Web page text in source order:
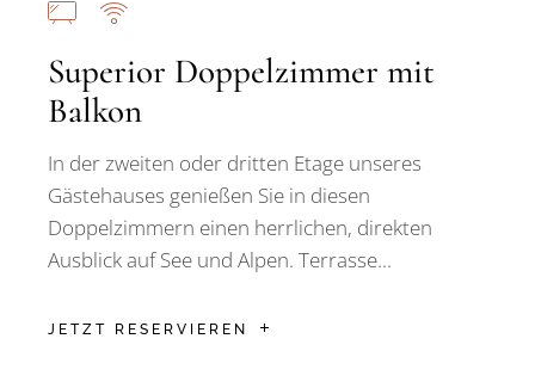
Superior Doppelzimmer mit
Balkon
In der zweiten oder dritten Etage unseres
Gästehauses genießen Sie in diesen
Doppelzimmern einen herrlichen, direkten
Ausblick auf See und Alpen. Terrasse...
JETZT RESERVIEREN